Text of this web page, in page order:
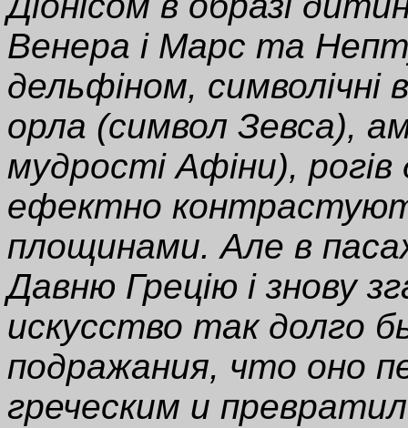
Венера і Марс та
дельфіном, символічні
орла (символ Зевса),
мудрості Афіни),
ефектно
площинами. Але в
Давню Грецію і знову
искусство так долго
подражания, что оно
греческим и